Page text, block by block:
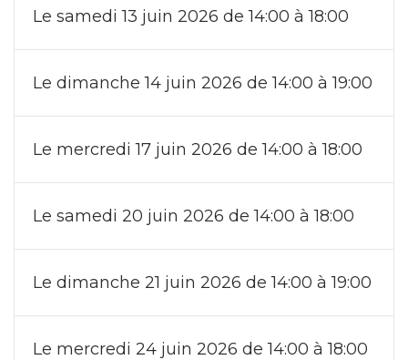
Le samedi 13 juin 2026 de 14:00 à 18:00
Le dimanche 14 juin 2026 de 14:00 à 19:00
Le mercredi 17 juin 2026 de 14:00 à 18:00
Le samedi 20 juin 2026 de 14:00 à 18:00
Le dimanche 21 juin 2026 de 14:00 à 19:00
Le mercredi 24 juin 2026 de 14:00 à 18:00